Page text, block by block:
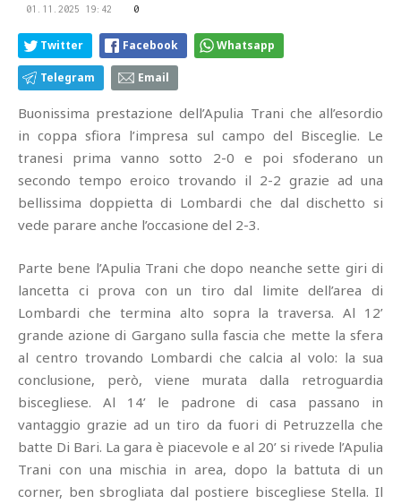
01.11.2025 19:42 0
Twitter Facebook Whatsapp
Telegram Email
Buonissima prestazione dell’Apulia Trani che all’esordio
in coppa sfiora l’impresa sul campo del Bisceglie. Le
tranesi prima vanno sotto 2-0 e poi sfoderano un
secondo tempo eroico trovando il 2-2 grazie ad una
bellissima doppietta di Lombardi che dal dischetto si
vede parare anche l’occasione del 2-3.
Parte bene l’Apulia Trani che dopo neanche sette giri di
lancetta ci prova con un tiro dal limite dell’area di
Lombardi che termina alto sopra la traversa. Al 12’
grande azione di Gargano sulla fascia che mette la sfera
al centro trovando Lombardi che calcia al volo: la sua
conclusione, però, viene murata dalla retroguardia
biscegliese. Al 14’ le padrone di casa passano in
vantaggio grazie ad un tiro da fuori di Petruzzella che
batte Di Bari. La gara è piacevole e al 20’ si rivede l’Apulia
Trani con una mischia in area, dopo la battuta di un
corner, ben sbrogliata dal postiere biscegliese Stella. Il